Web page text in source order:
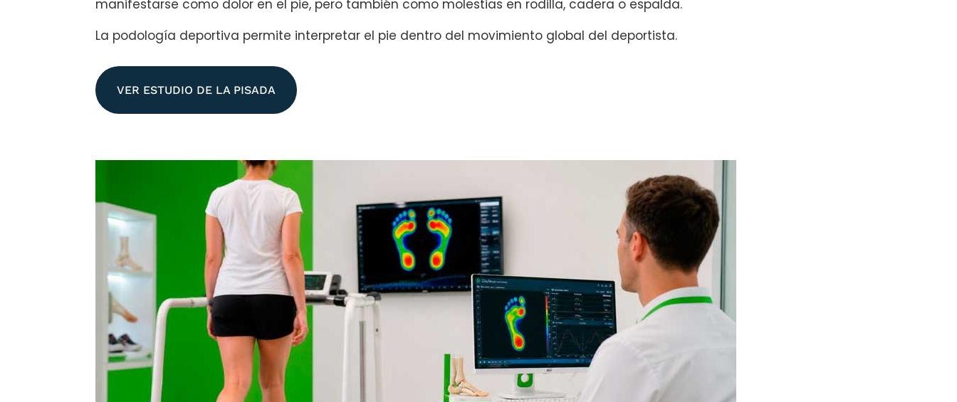
manifestarse como dolor en el pie, pero también como molestias en rodilla, cadera o espalda.
La podología deportiva permite interpretar el pie dentro del movimiento global del deportista.
VER ESTUDIO DE LA PISADA